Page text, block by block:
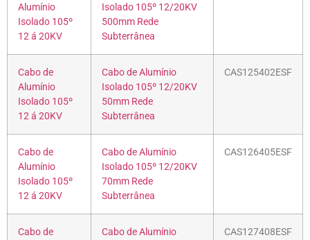
Alumínio
Isolado 105º
12 á 20KV
Isolado 105º 12/20KV
500mm Rede
Subterrânea
Cabo de
Alumínio
Isolado 105º
12 á 20KV
Cabo de Alumínio
Isolado 105º 12/20KV
50mm Rede
Subterrânea
CAS125402ESF
Cabo de
Alumínio
Isolado 105º
12 á 20KV
Cabo de Alumínio
Isolado 105º 12/20KV
70mm Rede
Subterrânea
CAS126405ESF
Cabo de
Cabo de Alumínio
CAS127408ESF